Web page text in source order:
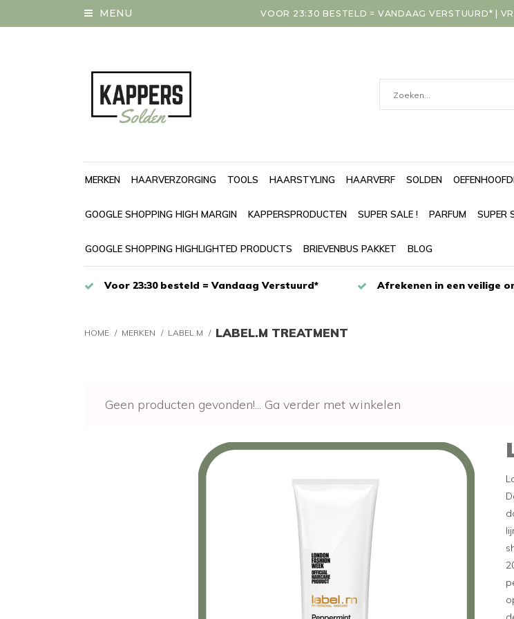
MENU VOOR 23:30 BESTELD = VANDAAG VERSTUURD* |
MERKEN HAARVERZORGING TOOLS HAARSTYLING HAARVERF SOLDEN
GOOGLE SHOPPING HIGH MARGIN KAPPERSPRODUCTEN SUPER SALE ! PARFUM SUPER
GOOGLE SHOPPING HIGHLIGHTED PRODUCTS BRIEVENBUS PAKKET BLOG
Voor 23:30 besteld = Vandaag Verstuurd* Afrekenen in een veilige
HOME / MERKEN / LABEL.M / LABEL.M TREATMENT
Geen producten gevonden!... Ga verder met winkelen